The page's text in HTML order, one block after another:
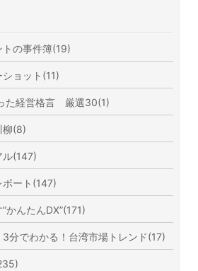
の事件簿(19)
ョット(11)
た経営格言 厳選30(1)
柳(8)
ル(147)
ポート(147)
かんたんDX”(171)
分でわかる！台湾市場トレンド(17)